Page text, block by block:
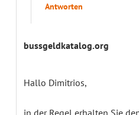
Antworten
bussgeldkatalog.org
Hallo Dimitrios,
in der Regel erhalten Sie